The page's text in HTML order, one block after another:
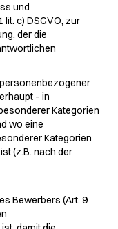
und
lit. c) DSGVO, zur
der die
– in
Kategorien
wo eine
Kategorien
(z.B. nach der
Bewerbers (Art. 9